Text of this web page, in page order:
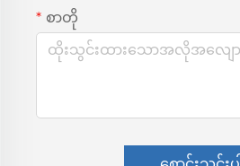
စာတို